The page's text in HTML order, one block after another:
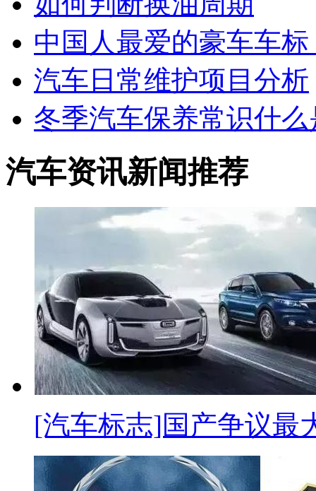
中国人最爱的豪车车标
汽车日常维护项目分析
冬季汽车保养常识什么
汽车资讯新闻推荐
[汽车标志]国产争议最